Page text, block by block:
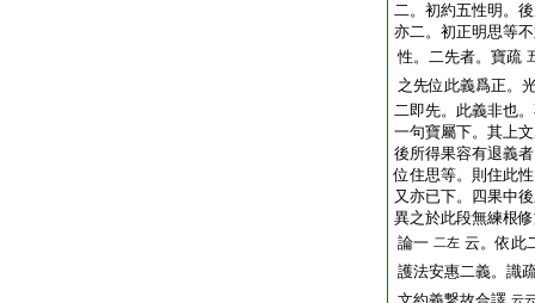
二。初約五性明。
亦二。初正明思等
性。二先者。寶疏
之先位此義爲正。
二即先。此義非也
一句寶屬下。其上
後所得果容有退義
位住思等。則住此
又亦已下。四果中
異之於此段無練根
論一 二左 云。依此
護法安惠二義。識
云